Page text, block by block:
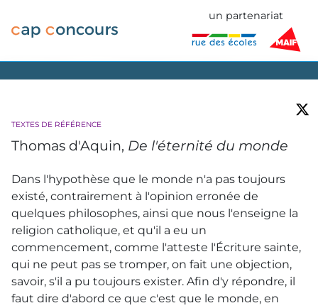
un partenariat
TEXTES DE RÉFÉRENCE
Thomas d'Aquin, De l'éternité du monde
Dans l'hypothèse que le monde n'a pas toujours
existé, contrairement à l'opinion erronée de
quelques philosophes, ainsi que nous l'enseigne la
religion catholique, et qu'il a eu un
commencement, comme l'atteste l'Écriture sainte,
qui ne peut pas se tromper, on fait une objection,
savoir, s'il a pu toujours exister. Afin d'y répondre, il
faut dire d'abord ce que c'est que le monde, en